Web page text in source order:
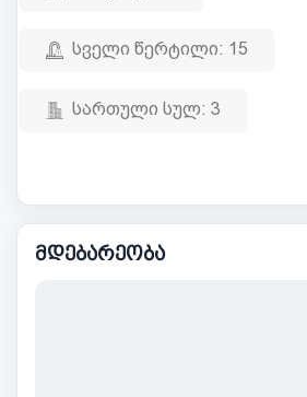
სველი წერტილი: 15
სართული სულ: 3
მდებარეობა